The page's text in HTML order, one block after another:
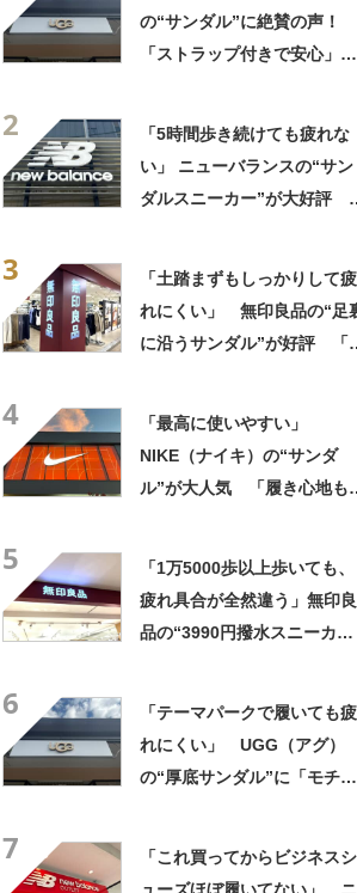
の“サンダル”に絶賛の声！
「ストラップ付きで安心」
2
「5時間歩き続けても疲れな
い」 ニューバランスの“サン
ダルスニーカー”が大好評
3
「土踏まずもしっかりして疲
れにくい」 無印良品の“足
に沿うサンダル”が好評 「
4
「最高に使いやすい」
NIKE（ナイキ）の“サンダ
ル”が大人気 「履き心地も
5
「1万5000歩以上歩いても、
疲れ具合が全然違う」無印良
品の“3990円撥水スニーカ
6
「テーマパークで履いても疲
れにくい」 UGG（アグ）
の“厚底サンダル”に「モチモ
7
「これ買ってからビジネスシ